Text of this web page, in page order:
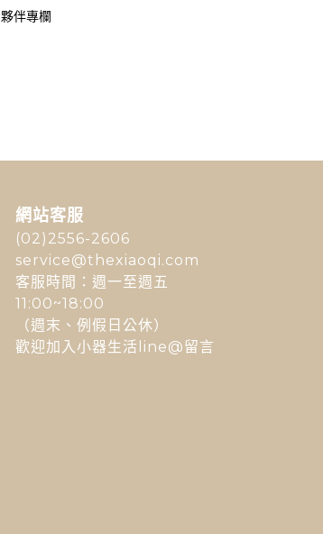
夥伴專欄
網站客服
(02)2556-2606
service@thexiaoqi.com
客服時間：週一至週五
11:00~18:00
（週末、例假日公休）
歡迎加入小器生活line@留言